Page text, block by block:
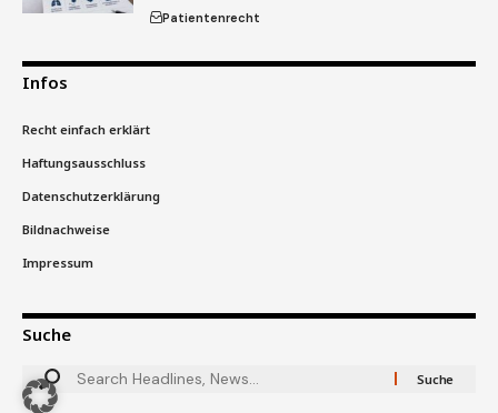
Patientenrecht
Infos
Recht einfach erklärt
Haftungsausschluss
Datenschutzerklärung
Bildnachweise
Impressum
Suche